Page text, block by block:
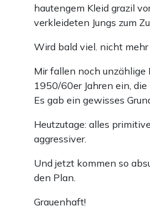
hautengem Kleid grazil
verkleideten Jungs zum
Wird bald viel. nicht mehr
Mir fallen noch unzählige
1950/60er Jahren ein,
Es gab ein gewisses
Heutzutage: alles
aggressiver.
Und jetzt kommen so
den Plan.
Grauenhaft!